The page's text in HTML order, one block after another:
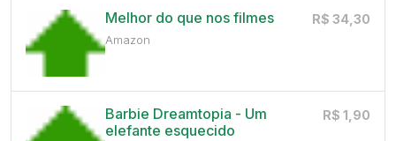
Melhor do que nos filmes
Amazon
R$ 34,30
Barbie Dreamtopia - Um
elefante esquecido
R$ 1,90